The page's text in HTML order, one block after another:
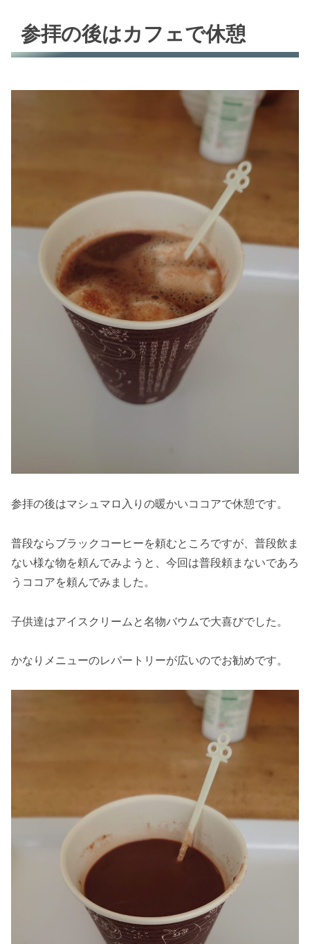
参拝の後はカフェで休憩
参拝の後はマシュマロ入りの暖かいココアで休憩です。
普段ならブラックコーヒーを頼むところですが、普段飲ま
ない様な物を頼んでみようと、今回は普段頼まないであろ
うココアを頼んでみました。
子供達はアイスクリームと名物バウムで大喜びでした。
かなりメニューのレパートリーが広いのでお勧めです。